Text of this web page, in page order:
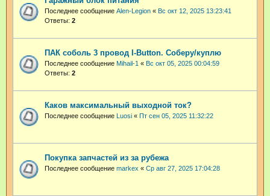
Последнее сообщение Alen-Legion « Вс окт 12, 2025 13:23:41
Ответы: 2
ПАК соболь 3 провод I-Button. Соберу/куплю
Последнее сообщение Mihail-1 « Вс окт 05, 2025 00:04:59
Ответы: 2
Каков максимальный выходной ток?
Последнее сообщение Luosi « Пт сен 05, 2025 11:32:22
Покупка запчастей из за рубежа
Последнее сообщение markex « Ср авг 27, 2025 17:04:28